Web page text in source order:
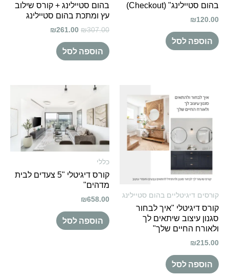
בהום סטיילינג" (Checkout)
₪120.00
הוספה לסל
בהום סטיילינג + קורס שילוב
עץ ומתכת בהום סטיילינג
₪307.00
₪261.00
הוספה לסל
קורסים דיגיטליים בהום סטיילינג
קורס דיגיטלי "איך לבחור
סגנון עיצוב שיתאים לך
ולאורח החיים שלך"
₪215.00
הוספה לסל
כללי
קורס דיגיטלי "5 צעדים לבית
מדהים"
₪658.00
הוספה לסל